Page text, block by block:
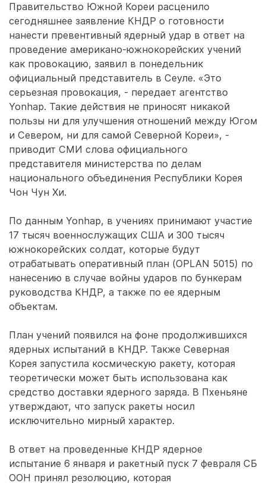
Правительство Южной Кореи расценило
сегодняшнее заявление КНДР о готовности
нанести превентивный ядерный удар в ответ на
проведение американо-южнокорейских учений
как провокацию, заявил в понедельник
официальный представитель в Сеуле. «Это
серьезная провокация, - передает агентство
Yonhap. Такие действия не приносят никакой
пользы ни для улучшения отношений между Югом
и Севером, ни для самой Северной Кореи», -
приводит СМИ слова официального
представителя министерства по делам
национального объединения Республики Корея
Чон Чун Хи.
По данным Yonhap, в учениях принимают участие
17 тысяч военнослужащих США и 300 тысяч
южнокорейских солдат, которые будут
отрабатывать оперативный план (OPLAN 5015) по
нанесению в случае войны ударов по бункерам
руководства КНДР, а также по ее ядерным
объектам.
План учений появился на фоне продолжившихся
ядерных испытаний в КНДР. Также Северная
Корея запустила космическую ракету, которая
теоретически может быть использована как
средство доставки ядерного заряда. В Пхеньяне
утверждают, что запуск ракеты носил
исключительно мирный характер.
В ответ на проведенные КНДР ядерное
испытание 6 января и ракетный пуск 7 февраля СБ
ООН принял резолюцию, которая